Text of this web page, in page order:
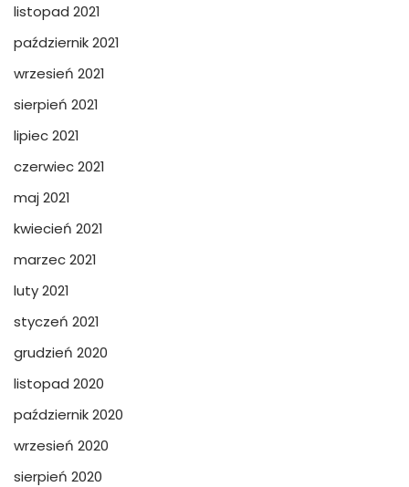
listopad 2021
październik 2021
wrzesień 2021
sierpień 2021
lipiec 2021
czerwiec 2021
maj 2021
kwiecień 2021
marzec 2021
luty 2021
styczeń 2021
grudzień 2020
listopad 2020
październik 2020
wrzesień 2020
sierpień 2020